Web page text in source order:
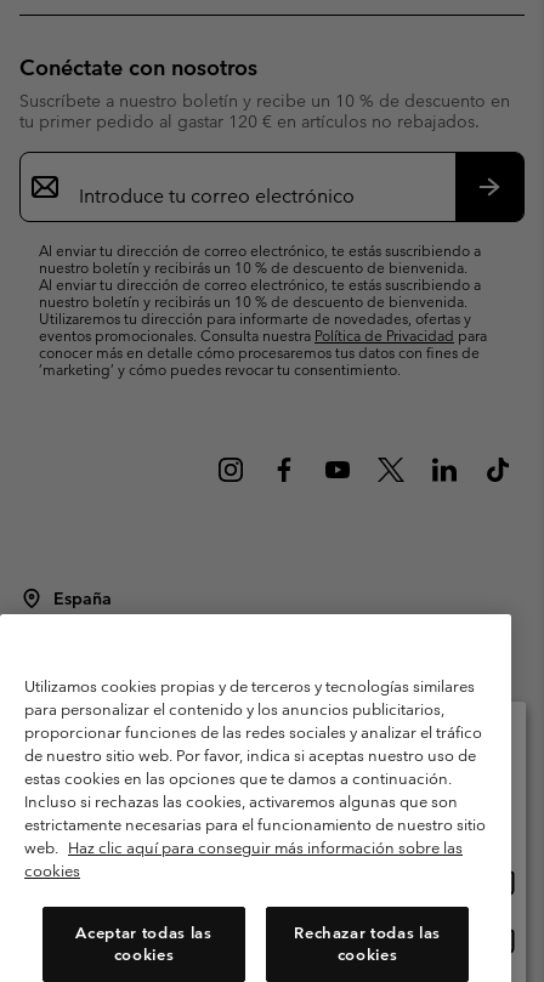
Conéctate con nosotros
Suscríbete a nuestro boletín y recibe un 10 % de descuento en
tu primer pedido al gastar 120 € en artículos no rebajados.
Suscripción
de
correo
Al enviar tu dirección de correo electrónico, te estás suscribiendo a
nuestro boletín y recibirás un 10 % de descuento de bienvenida.
Al enviar tu dirección de correo electrónico, te estás suscribiendo a
nuestro boletín y recibirás un 10 % de descuento de bienvenida.
Utilizaremos tu dirección para informarte de novedades, ofertas y
eventos promocionales. Consulta nuestra Política de Privacidad para
conocer más en detalle cómo procesaremos tus datos con fines de
’marketing’ y cómo puedes revocar tu consentimiento.
España
Condiciones de uso
Terminos de Venta
Garantía
Política de Privacidad
Términos y condiciones del programa de miembros
Términos De Uso Del Contenido Generado Por Los Usuarios
Impressum
Cookies Public CBCR
Servicio al cliente: Lu. - Vi. de 9:00 a 13:00 y de 14:00 a 18:00
Utilizamos cookies propias y de terceros y tecnologías similares
para personalizar el contenido y los anuncios publicitarios,
proporcionar funciones de las redes sociales y analizar el tráfico
de nuestro sitio web. Por favor, indica si aceptas nuestro uso de
estas cookies en las opciones que te damos a continuación.
Incluso si rechazas las cookies, activaremos algunas que son
estrictamente necesarias para el funcionamiento de nuestro sitio
web. Haz clic aquí para conseguir más información sobre las
cookies
Aceptar todas las
cookies
Rechazar todas las
cookies
Selecciona tu país e idioma envío
Compras en línea disponibles
línea
España